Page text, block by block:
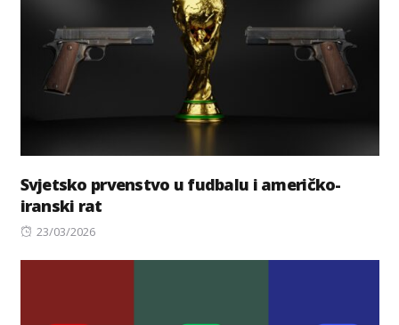
Svjetsko prvenstvo u fudbalu i američko-
iranski rat
Posted
23/03/2026